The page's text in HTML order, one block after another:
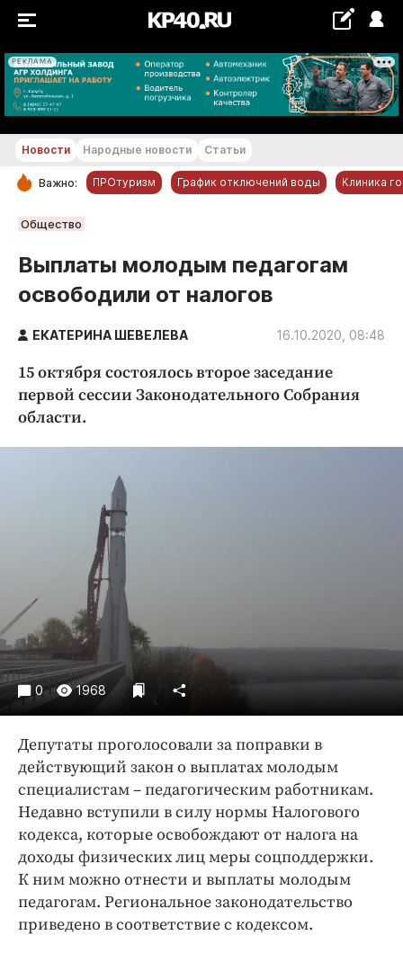
РЕКЛАМА
+18...+19 °С
РУБРИКИ
Новости компаний
Статьи
Народные новости
Авто и транспорт
Благоустройство
Криминал
Образование
Общество
Погода
Праздники
Происшествия
Спорт
Экономика и бизнес
ПРОЕКТЫ
Издания
Медиаперсона
Интересное чтиво
Клиника года
Бренд года
Работодатель года
Новости Народные новости Статьи
Важно: ПРОтуризм График отключений воды Клиника
Общество
Выплаты молодым педагогам
освободили от налогов
ЕКАТЕРИНА ШЕВЕЛЕВА 16.10.2020, 08:48
15 октября состоялось второе заседание
первой сессии Законодательного Собрания
области.
0 1968
Депутаты проголосовали за поправки в
действующий закон о выплатах молодым
специалистам – педагогическим работникам.
Недавно вступили в силу нормы Налогового
кодекса, которые освобождают от налога на
доходы физических лиц меры соцподдержки.
К ним можно отнести и выплаты молодым
педагогам. Региональное законодательство
приведено в соответствие с кодексом.